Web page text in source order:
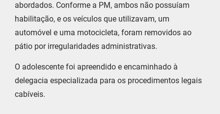
abordados. Conforme a PM, ambos não possuíam
habilitação, e os veículos que utilizavam, um
automóvel e uma motocicleta, foram removidos ao
pátio por irregularidades administrativas.
O adolescente foi apreendido e encaminhado à
delegacia especializada para os procedimentos legais
cabíveis.